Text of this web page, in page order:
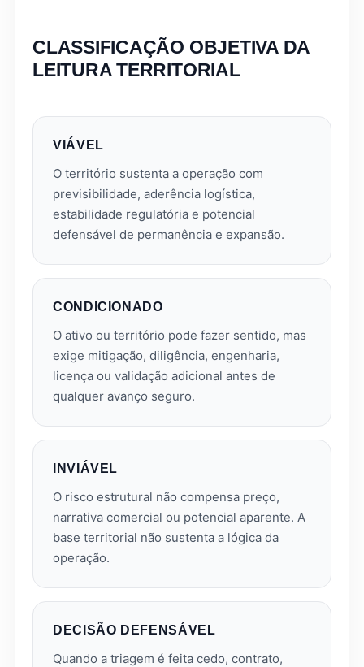
CLASSIFICAÇÃO OBJETIVA DA
LEITURA TERRITORIAL
VIÁVEL
O território sustenta a operação com
previsibilidade, aderência logística,
estabilidade regulatória e potencial
defensável de permanência e expansão.
CONDICIONADO
O ativo ou território pode fazer sentido, mas
exige mitigação, diligência, engenharia,
licença ou validação adicional antes de
qualquer avanço seguro.
INVIÁVEL
O risco estrutural não compensa preço,
narrativa comercial ou potencial aparente. A
base territorial não sustenta a lógica da
operação.
DECISÃO DEFENSÁVEL
Quando a triagem é feita cedo, contrato,